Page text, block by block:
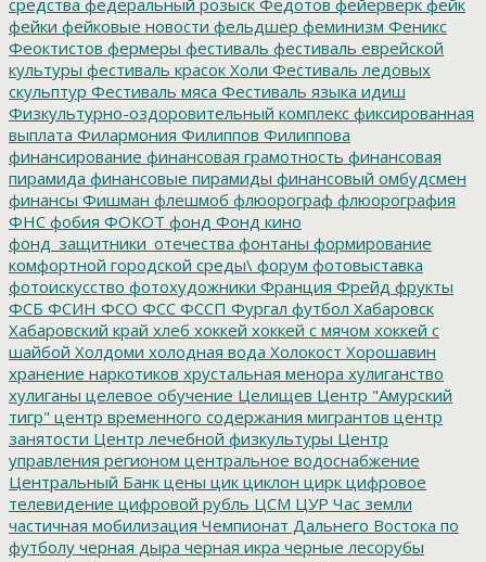
фейки фейковые новости фельдшер феминизм Феникс
Феоктистов фермеры фестиваль фестиваль еврейской
культуры фестиваль красок Холи Фестиваль ледовых
скульптур Фестиваль мяса Фестиваль языка идиш
Физкультурно-оздоровительный комплекс фиксированная
выплата Филармония Филиппов Филиппова
финансирование финансовая грамотность финансовая
пирамида финансовые пирамиды финансовый омбудсмен
финансы Фишман флешмоб флюорограф флюорография
ФНС фобия ФОКОТ фонд Фонд кино
фонд_защитники_отечества фонтаны формирование
комфортной городской среды\ форум фотовыставка
фотоискусство фотохудожники Франция Фрейд фрукты
ФСБ ФСИН ФСО ФСС ФССП Фургал футбол Хабаровск
Хабаровский край хлеб хоккей хоккей с мячом хоккей с
шайбой Холдоми холодная вода Холокост Хорошавин
хранение наркотиков хрустальная менора хулиганство
хулиганы целевое обучение Целищев Центр "Амурский
тигр" центр временного содержания мигрантов центр
занятости Центр лечебной физкультуры Центр
управления регионом центральное водоснабжение
Центральный Банк цены цик циклон цирк цифровое
телевидение цифровой рубль ЦСМ ЦУР Час земли
частичная мобилизация Чемпионат Дальнего Востока по
футболу черная дыра черная икра черные лесорубы